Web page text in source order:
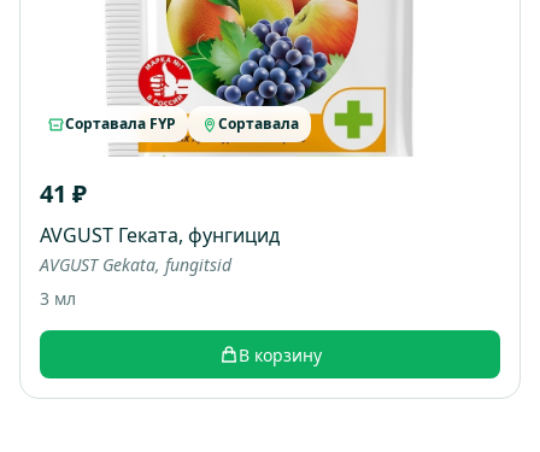
Сортавала FYP Сортавала
41 ₽
AVGUST Геката, фунгицид
AVGUST Gekata, fungitsid
3 мл
В корзину